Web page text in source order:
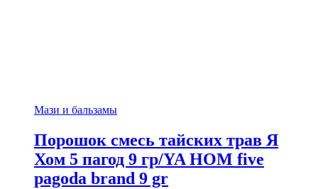
Мази и бальзамы
Порошок смесь тайских трав Я
Хом 5 пагод 9 гр/YA HOM five
pagoda brand 9 gr